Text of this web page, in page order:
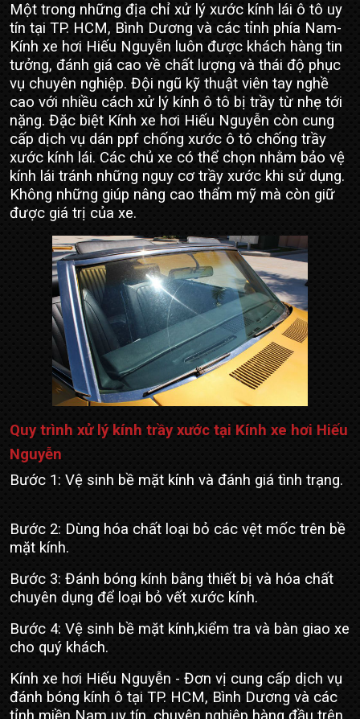
Một trong những địa chỉ xử lý xước kính lái ô tô uy
tín tại TP. HCM, Bình Dương và các tỉnh phía Nam-
Kính xe hơi Hiếu Nguyễn luôn được khách hàng tin
tưởng, đánh giá cao về chất lượng và thái độ phục
vụ chuyên nghiệp. Đội ngũ kỹ thuật viên tay nghề
cao với nhiều cách xử lý kính ô tô bị trầy từ nhẹ tới
nặng. Đặc biệt Kính xe hơi Hiếu Nguyễn còn cung
cấp dịch vụ dán ppf chống xước ô tô chống trầy
xước kính lái. Các chủ xe có thể chọn nhằm bảo vệ
kính lái tránh những nguy cơ trầy xước khi sử dụng.
Không những giúp nâng cao thẩm mỹ mà còn giữ
được giá trị của xe.
Quy trình xử lý kính trầy xước tại Kính xe hơi Hiếu
Nguyễn
Bước 1: Vệ sinh bề mặt kính và đánh giá tình trạng.
Bước 2: Dùng hóa chất loại bỏ các vệt mốc trên bề
mặt kính.
Bước 3: Đánh bóng kính bằng thiết bị và hóa chất
chuyên dụng để loại bỏ vết xước kính.
Bước 4: Vệ sinh bề mặt kính,kiểm tra và bàn giao xe
cho quý khách.
Kính xe hơi Hiếu Nguyễn - Đơn vị cung cấp dịch vụ
đánh bóng kính ô tại TP. HCM, Bình Dương và các